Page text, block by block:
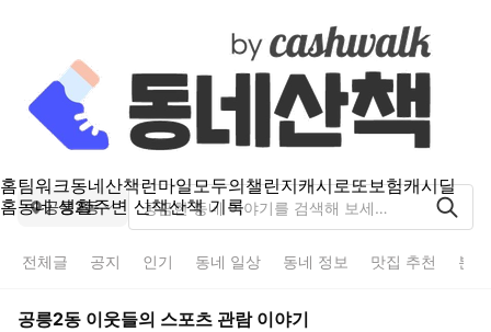
홈팀워크동네산책런마일모두의챌린지캐시로또보험캐시딜
홈동네 생활주변 산책산책 기록
공릉2동
전체글 공지 인기 동네 일상 동네 정보 맛집 추천 분
공릉2동 이웃들의 스포츠 관람이야기